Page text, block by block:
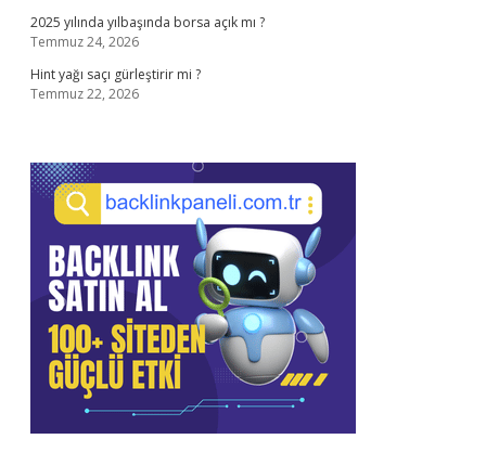
2025 yılında yılbaşında borsa açık mı ?
Temmuz 24, 2026
Hint yağı saçı gürleştirir mi ?
Temmuz 22, 2026